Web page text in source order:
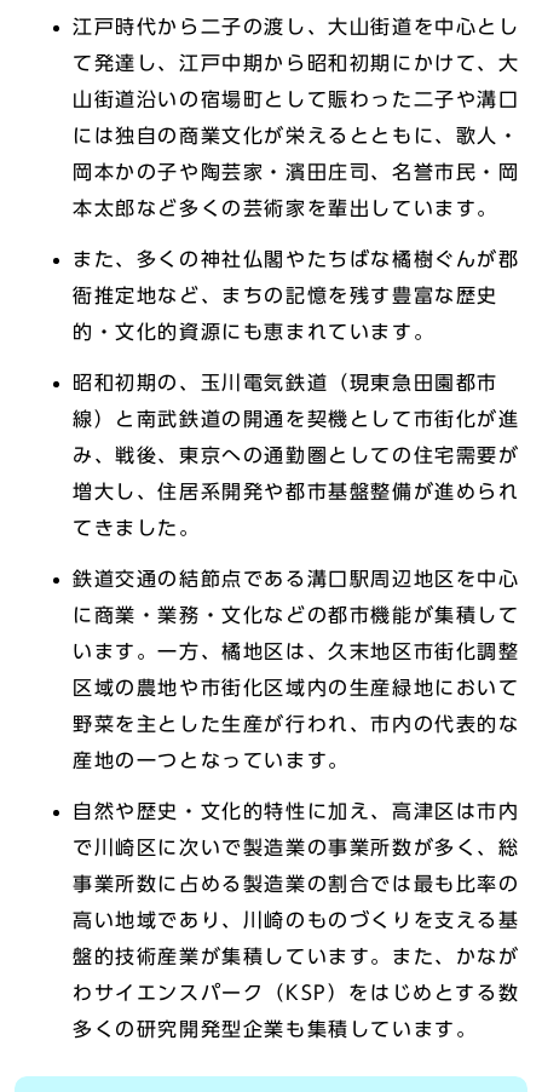
江戸時代から二子の渡し、大山街道を中心とし
て発達し、江戸中期から昭和初期にかけて、大
山街道沿いの宿場町として賑わった二子や溝口
には独自の商業文化が栄えるとともに、歌人・
岡本かの子や陶芸家・濱田庄司、名誉市民・岡
本太郎など多くの芸術家を輩出しています。
また、多くの神社仏閣やたちばな橘樹ぐんが郡
衙推定地など、まちの記憶を残す豊富な歴史
的・文化的資源にも恵まれています。
昭和初期の、玉川電気鉄道（現東急田園都市
線）と南武鉄道の開通を契機として市街化が進
み、戦後、東京への通勤圏としての住宅需要が
増大し、住居系開発や都市基盤整備が進められ
てきました。
鉄道交通の結節点である溝口駅周辺地区を中心
に商業・業務・文化などの都市機能が集積して
います。一方、橘地区は、久末地区市街化調整
区域の農地や市街化区域内の生産緑地において
野菜を主とした生産が行われ、市内の代表的な
産地の一つとなっています。
自然や歴史・文化的特性に加え、高津区は市内
で川崎区に次いで製造業の事業所数が多く、総
事業所数に占める製造業の割合では最も比率の
高い地域であり、川崎のものづくりを支える基
盤的技術産業が集積しています。また、かなが
わサイエンスパーク（KSP）をはじめとする数
多くの研究開発型企業も集積しています。